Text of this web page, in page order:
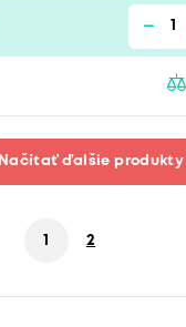
Načítať ďalšie produkty
1 2